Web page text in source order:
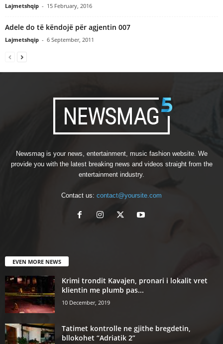
Lajmetshqip - 15 February, 2016
Adele do të këndojë për agjentin 007
Lajmetshqip - 6 September, 2011
Newsmag is your news, entertainment, music fashion website. We
provide you with the latest breaking news and videos straight from the
entertainment industry.
Contact us: contact@yoursite.com
EVEN MORE NEWS
Krimi trondit Kavajen, pronari i lokalit vret
klientin me plumb pas...
10 December, 2019
Tatimet kontrolle ne gjithe bregdetin,
bllokohet “Adriatik 2”